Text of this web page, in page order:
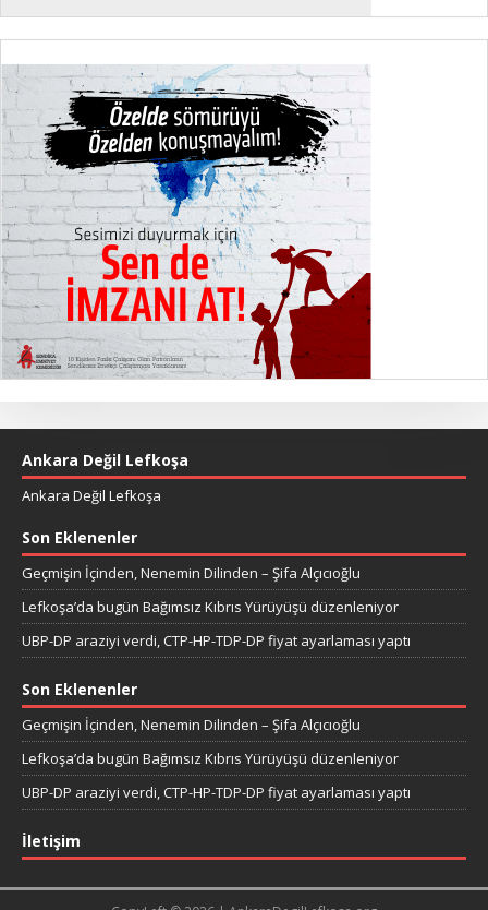
Ankara Değil Lefkoşa
Ankara Değil Lefkoşa
Son Eklenenler
Geçmişin İçinden, Nenemin Dilinden – Şifa Alçıcıoğlu
Lefkoşa’da bugün Bağımsız Kıbrıs Yürüyüşü düzenleniyor
UBP-DP araziyi verdi, CTP-HP-TDP-DP fiyat ayarlaması yaptı
Son Eklenenler
Geçmişin İçinden, Nenemin Dilinden – Şifa Alçıcıoğlu
Lefkoşa’da bugün Bağımsız Kıbrıs Yürüyüşü düzenleniyor
UBP-DP araziyi verdi, CTP-HP-TDP-DP fiyat ayarlaması yaptı
İletişim